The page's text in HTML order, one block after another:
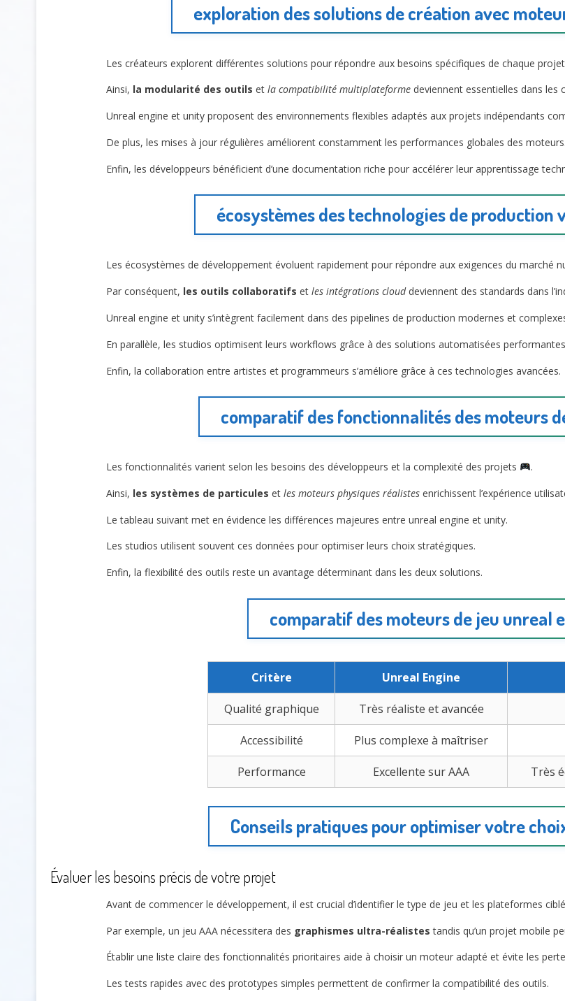
exploration des solutions de création avec
Les créateurs explorent différentes solutions pour répondre aux besoins spécifiques de chaque
Ainsi, la modularité des outils et la compatibilité multiplateforme deviennent essentielles dans les
Unreal engine et unity proposent des environnements flexibles adaptés aux projets indépendants
De plus, les mises à jour régulières améliorent constamment les performances globales des moteurs.
Enfin, les développeurs bénéficient d’une documentation riche pour accélérer leur apprentissage
écosystèmes des technologies de production
Les écosystèmes de développement évoluent rapidement pour répondre aux exigences du marché
Par conséquent, les outils collaboratifs et les intégrations clouddeviennent des standards dans
Unreal engine et unity s’intègrent facilement dans des pipelines de production modernes et
En parallèle, les studios optimisent leurs workflows grâce à des solutions automatisées
Enfin, la collaboration entre artistes et programmeurs s’améliore grâce à ces technologies avancées.
comparatif des fonctionnalités des moteurs
Les fonctionnalités varient selon les besoins des développeurs et la complexité des projets
.
Ainsi, les systèmes de particules et les moteurs physiques réalistes enrichissent l’expérience
Le tableau suivant met en évidence les différences majeures entre unreal engine et unity.
Les studios utilisent souvent ces données pour optimiser leurs choix stratégiques.
Enfin, la flexibilité des outils reste un avantage déterminant dans les deux solutions.
comparatif des moteurs de jeu unreal
Critère Unreal Engine
Qualité graphique Très réaliste et avancée
Accessibilité Plus complexe à maîtriser
Performance Excellente sur AAA Très
Conseils pratiques pour optimiser votre
Évaluer les besoins précis de votre projet
Avant de commencer le développement, il est crucial d’identifier le type de jeu et les plateformes
Par exemple, un jeu AAA nécessitera des graphismes ultra-réalistes tandis qu’un projet mobile
Établir une liste claire des fonctionnalités prioritaires aide à choisir un moteur adapté et évite les
Les tests rapides avec des prototypes simples permettent de confirmer la compatibilité des outils.